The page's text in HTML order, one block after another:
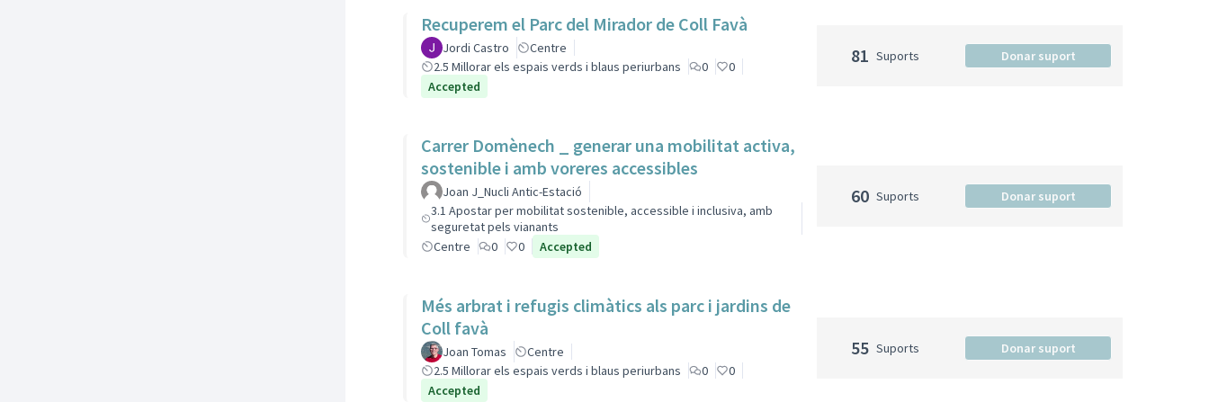
Recuperem el Parc del Mirador de Coll Favà
Jordi Castro
Centre
2.5 Millorar els espais verds i blaus periurbans
0
0
Accepted
81 Suports Donar suport
Carrer Domènech _ generar una mobilitat activa,
sostenible i amb voreres accessibles
Joan J_Nucli Antic-Estació
3.1 Apostar per mobilitat sostenible, accessible i inclusiva, amb
seguretat pels vianants
Centre
0 0 Accepted
60 Suports Donar suport
Més arbrat i refugis climàtics als parc i jardins de
Coll favà
Joan Tomas
Centre
2.5 Millorar els espais verds i blaus periurbans
0
0
Accepted
55 Suports Donar suport